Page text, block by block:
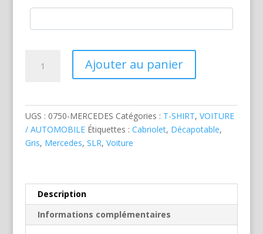
Ajouter au panier
UGS : 0750-MERCEDES Catégories : T-SHIRT, VOITURE
/ AUTOMOBILE Étiquettes : Cabriolet, Décapotable,
Gris, Mercedes, SLR, Voiture
Description
Informations complémentaires